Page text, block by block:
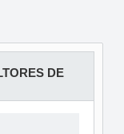
DE